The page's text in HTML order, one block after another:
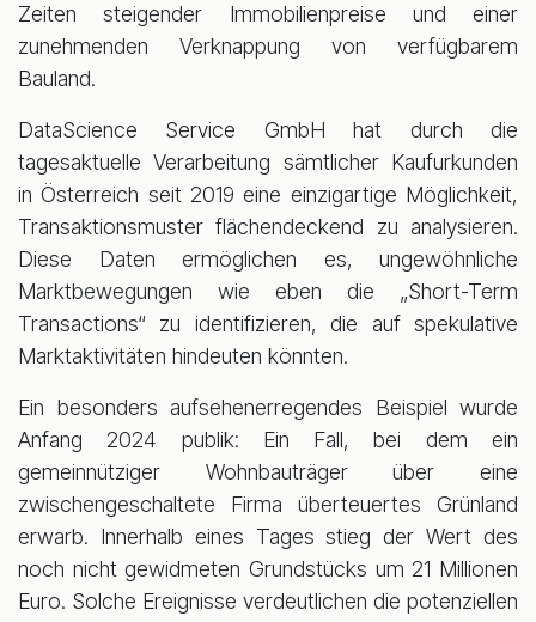
Zeiten steigender Immobilienpreise und einer
zunehmenden Verknappung von verfügbarem
Bauland.
DataScience Service GmbH hat durch die
tagesaktuelle Verarbeitung sämtlicher Kaufurkunden
in Österreich seit 2019 eine einzigartige Möglichkeit,
Transaktionsmuster flächendeckend zu analysieren.
Diese Daten ermöglichen es, ungewöhnliche
Marktbewegungen wie eben die „Short-Term
Transactions“ zu identifizieren, die auf spekulative
Marktaktivitäten hindeuten könnten.
Ein besonders aufsehenerregendes Beispiel wurde
Anfang 2024 publik: Ein Fall, bei dem ein
gemeinnütziger Wohnbauträger über eine
zwischengeschaltete Firma überteuertes Grünland
erwarb. Innerhalb eines Tages stieg der Wert des
noch nicht gewidmeten Grundstücks um 21 Millionen
Euro. Solche Ereignisse verdeutlichen die potenziellen